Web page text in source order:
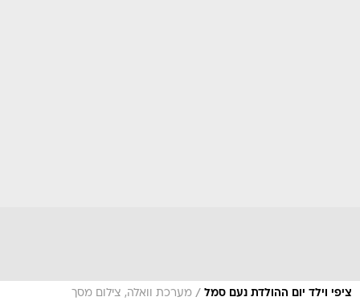
ציפי וילד יום ההולדת נעם סמל / מערכת וואלה, צילום מסך